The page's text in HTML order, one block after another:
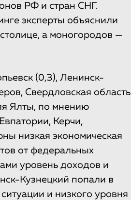
РФ и стран СНГ.
эксперты объяснили
а моногородов —
(0,3), Ленинск-
Свердловская область
Ялты, по мнению
Керчи,
низкая экономическая
от федеральных
уровень доходов и
Кузнецкий попали в
и низкого уровня